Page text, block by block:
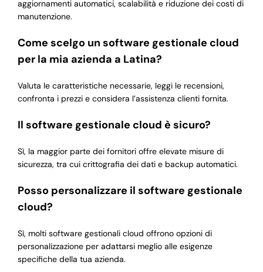
aggiornamenti automatici, scalabilità e riduzione dei costi di
manutenzione.
Come scelgo un software gestionale cloud
per la mia azienda a Latina?
Valuta le caratteristiche necessarie, leggi le recensioni,
confronta i prezzi e considera l’assistenza clienti fornita.
Il software gestionale cloud è sicuro?
Sì, la maggior parte dei fornitori offre elevate misure di
sicurezza, tra cui crittografia dei dati e backup automatici.
Posso personalizzare il software gestionale
cloud?
Sì, molti software gestionali cloud offrono opzioni di
personalizzazione per adattarsi meglio alle esigenze
specifiche della tua azienda.